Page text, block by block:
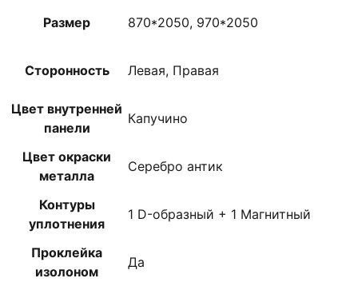
Размер 870*2050, 970*2050
Сторонность Левая, Правая
Цвет внутренней
панели
Капучино
Цвет окраски
металла
Серебро антик
Контуры
уплотнения
1 D-образный + 1 Магнитный
Проклейка
изолоном
Да